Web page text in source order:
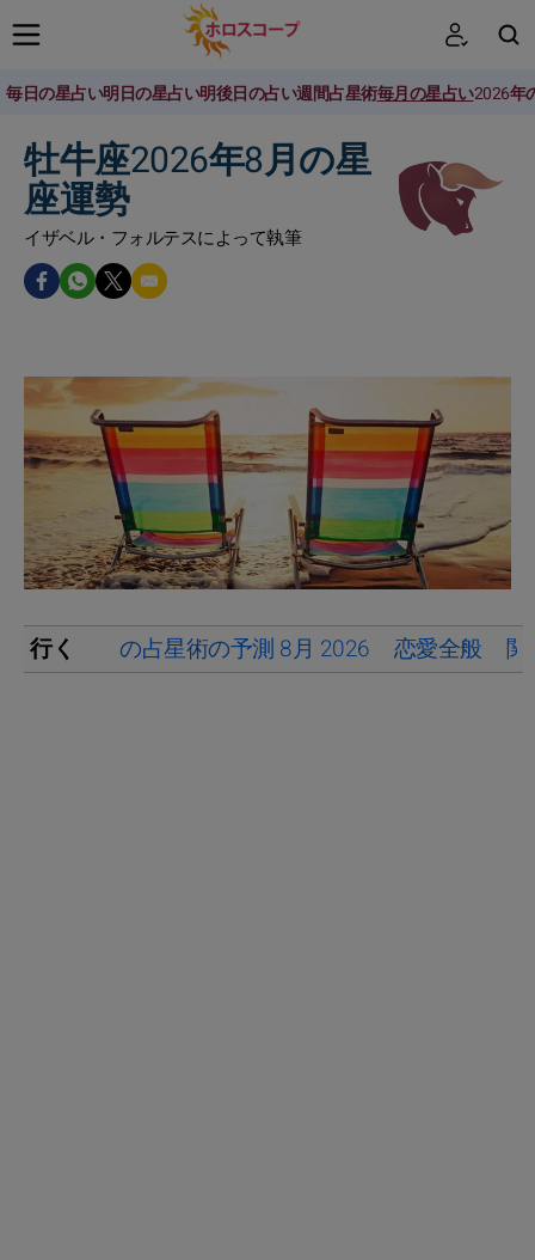
毎日の星占い明日の星占い明後日の占い週間占星術毎月の星占い2026年
牡牛座2026年8月の星
座運勢
イザベル・フォルテスによって執筆
行く の占星術の予測 8月 2026 恋愛全般 関